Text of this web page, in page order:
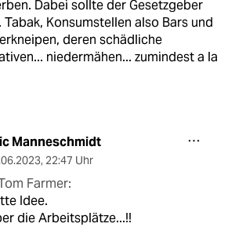
Dabei sollte der Gesetzgeber
Tabak, Konsumstellen also Bars und
deren schädliche
niedermähen... zumindest a la
Manneschmidt
, 22:47 Uhr
Farmer:
Idee.
die Arbeitsplätze...!!